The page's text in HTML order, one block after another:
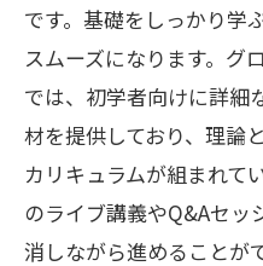
です。基礎をしっかり学
スムーズになります。グ
では、初学者向けに詳細
材を提供しており、理論
カリキュラムが組まれて
のライブ講義やQ&Aセッ
消しながら進めることが